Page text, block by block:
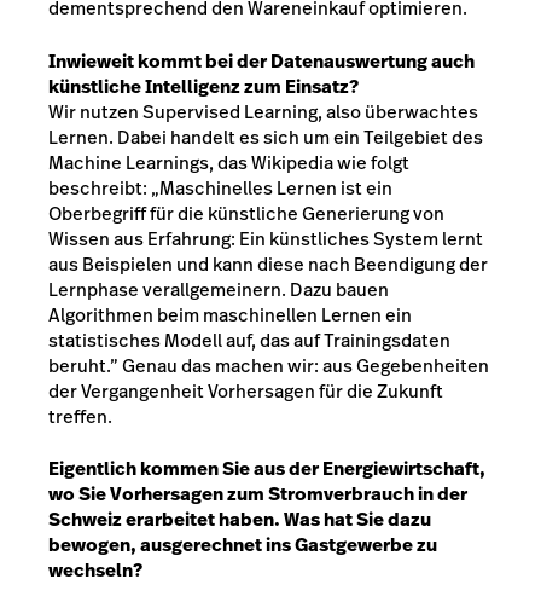
dementsprechend den Wareneinkauf optimieren.
Inwieweit kommt bei der Datenauswertung auch
künstliche Intelligenz zum Einsatz?
Wir nutzen Supervised Learning, also überwachtes
Lernen. Dabei handelt es sich um ein Teilgebiet des
Machine Learnings, das Wikipedia wie folgt
beschreibt: „Maschinelles Lernen ist ein
Oberbegriff für die künstliche Generierung von
Wissen aus Erfahrung: Ein künstliches System lernt
aus Beispielen und kann diese nach Beendigung der
Lernphase verallgemeinern. Dazu bauen
Algorithmen beim maschinellen Lernen ein
statistisches Modell auf, das auf Trainingsdaten
beruht.” Genau das machen wir: aus Gegebenheiten
der Vergangenheit Vorhersagen für die Zukunft
treffen.
Eigentlich kommen Sie aus der Energiewirtschaft,
wo Sie Vorhersagen zum Stromverbrauch in der
Schweiz erarbeitet haben. Was hat Sie dazu
bewogen, ausgerechnet ins Gastgewerbe zu
wechseln?